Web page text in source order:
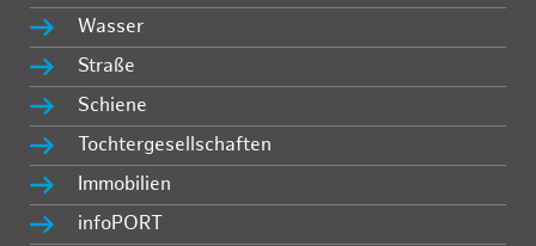
Wasser
Straße
Schiene
Tochtergesellschaften
Immobilien
infoPORT